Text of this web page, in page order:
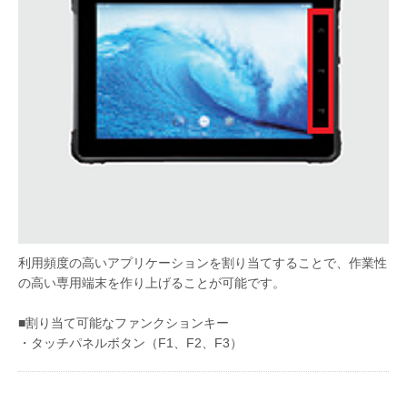
利用頻度の高いアプリケーションを割り当てすることで、作業性
の高い専用端末を作り上げることが可能です。
■割り当て可能なファンクションキー
・タッチパネルボタン（F1、F2、F3）